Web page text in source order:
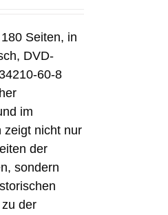
Seiten, in
DVD-
60-8
im
zeigt nicht nur
der
sondern
der